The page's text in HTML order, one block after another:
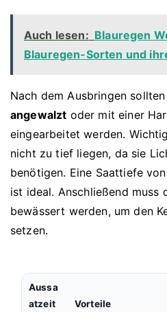
Auch lesen: Blauregen
Blauregen-Sorten und
Nach dem Ausbringen
angewalzt oder mit einer
eingearbeitet werden.
nicht zu tief liegen, da sie
benötigen. Eine Saattiefe
ist ideal. Anschließend muss
bewässert werden, um den
setzen.
Aussa
atzeit
Vorteile